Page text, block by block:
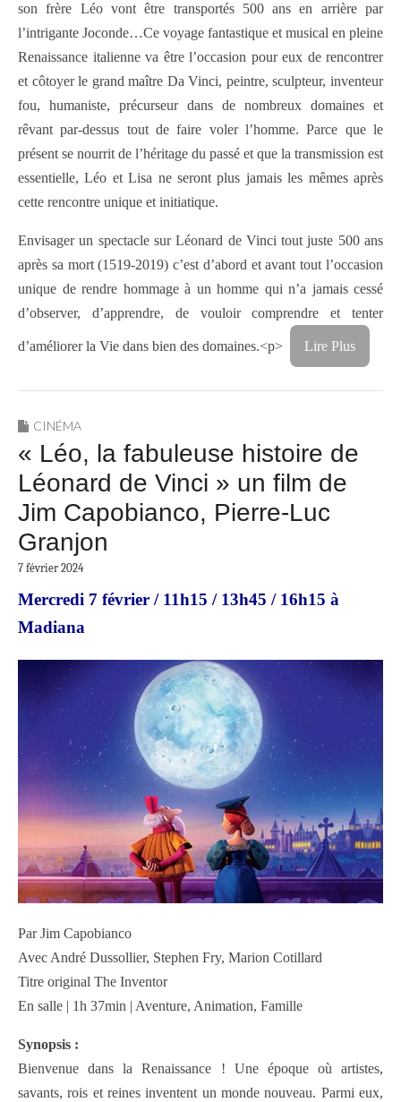
son frère Léo vont être transportés 500 ans en arrière par
l’intrigante Joconde…Ce voyage fantastique et musical en pleine
Renaissance italienne va être l’occasion pour eux de rencontrer
et côtoyer le grand maître Da Vinci, peintre, sculpteur, inventeur
fou, humaniste, précurseur dans de nombreux domaines et
rêvant par-dessus tout de faire voler l’homme. Parce que le
présent se nourrit de l’héritage du passé et que la transmission est
essentielle, Léo et Lisa ne seront plus jamais les mêmes après
cette rencontre unique et initiatique.
Envisager un spectacle sur Léonard de Vinci tout juste 500 ans
après sa mort (1519-2019) c’est d’abord et avant tout l’occasion
unique de rendre hommage à un homme qui n’a jamais cessé
d’observer, d’apprendre, de vouloir comprendre et tenter
d’améliorer la Vie dans bien des domaines.<p> Lire Plus
CINÉMA
« Léo, la fabuleuse histoire de
Léonard de Vinci » un film de
Jim Capobianco, Pierre-Luc
Granjon
7 février 2024
Mercredi 7 février / 11h15 / 13h45 / 16h15 à
Madiana
Par Jim Capobianco
Avec André Dussollier, Stephen Fry, Marion Cotillard
Titre original The Inventor
En salle | 1h 37min | Aventure, Animation, Famille
Synopsis :
Bienvenue dans la Renaissance ! Une époque où artistes,
savants, rois et reines inventent un monde nouveau. Parmi eux,